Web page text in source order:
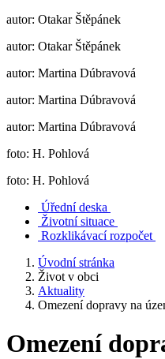
autor: Otakar Štěpánek
autor: Otakar Štěpánek
autor: Martina Dúbravová
autor: Martina Dúbravová
autor: Martina Dúbravová
foto: H. Pohlová
foto: H. Pohlová
Úřední deska
Životní situace
Rozklikávací rozpočet
Úvodní stránka
Život v obci
Aktuality
Omezení dopravy na
Omezení